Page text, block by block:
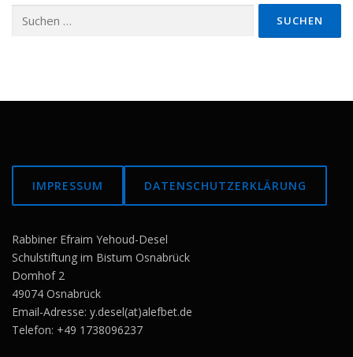
nach:
IMPRESSUM DATENSCHUTZERKLÄRUNG
Rabbiner Efraim Yehoud-Desel
Schulstiftung im Bistum Osnabrück
Domhof 2
49074 Osnabrück
Email-Adresse: y.desel(at)alefbet.de
Telefon: +49 1738096237